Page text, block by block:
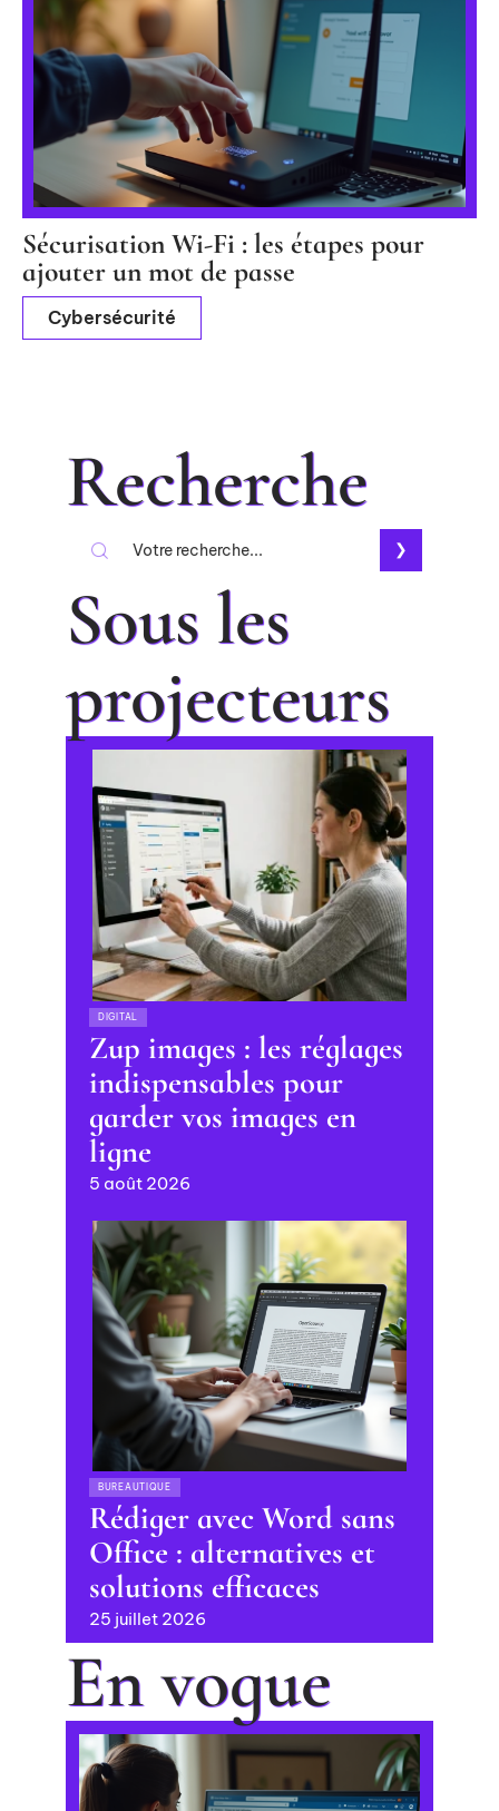
Sécurisation Wi-Fi : les étapes pour
ajouter un mot de passe
Cybersécurité
Recherche
Sous les
projecteurs
DIGITAL
Zup images : les réglages
indispensables pour
garder vos images en
ligne
5 août 2026
BUREAUTIQUE
Rédiger avec Word sans
Office : alternatives et
solutions efficaces
25 juillet 2026
En vogue